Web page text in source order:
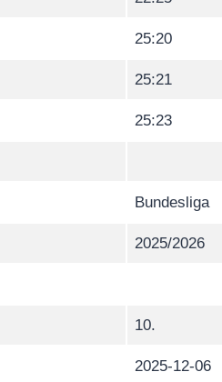
25:20
25:21
25:23
Bundesliga
2025/2026
10.
2025-12-06